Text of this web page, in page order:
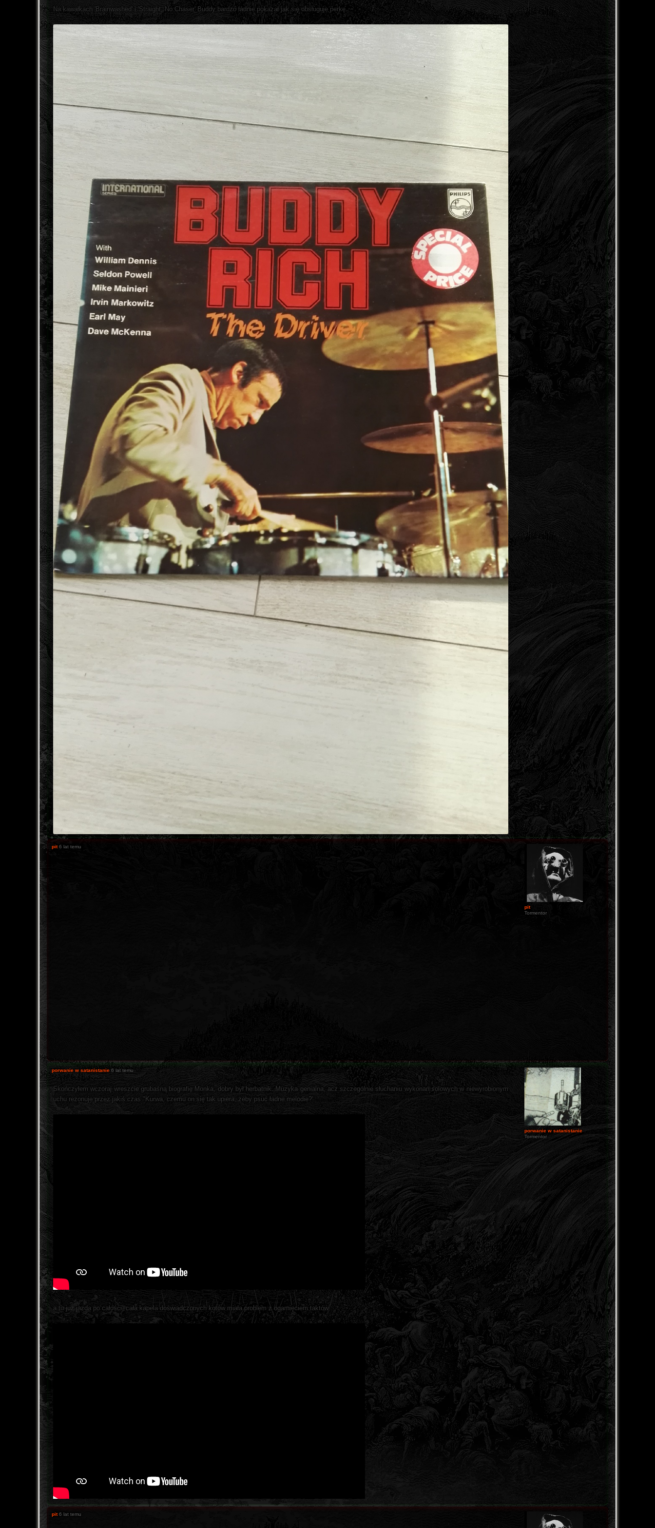
Na kawałkach 'Brainwashed' i 'Straight, No Chaser' Buddy bardzo ładnie pokazał jak się obsługuje perkę.
pit
Tormentor
pit 6 lat temu
porwanie w satanistanie
Tormentor
porwanie w satanistanie 6 lat temu
Skończyłem wczoraj wreszcie grubaśną biografię Monka, dobry był herbatnik. Muzyka genialna, acz szczególnie słuchaniu wykonań solowych w niewyrobionym
uchu rezonuje przez jakiś czas "Kurwa, czemu on się tak upiera, żeby psuć ładne melodie?'
a tu już jazda po całości, cała kapela doświadczonych kotów miała problem z ogarnięciem taktów :
pit 6 lat temu